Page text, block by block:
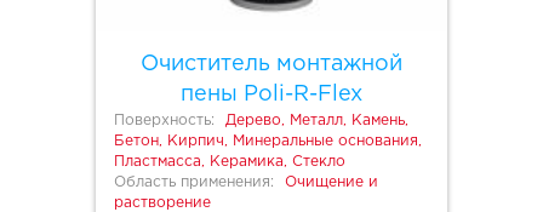
Очиститель монтажной
пены Poli-R-Flex
Поверхность:
Дерево, Металл, Камень,
Бетон, Кирпич, Минеральные основания,
Пластмасса, Керамика, Стекло
Область применения:
Очищение и
растворение